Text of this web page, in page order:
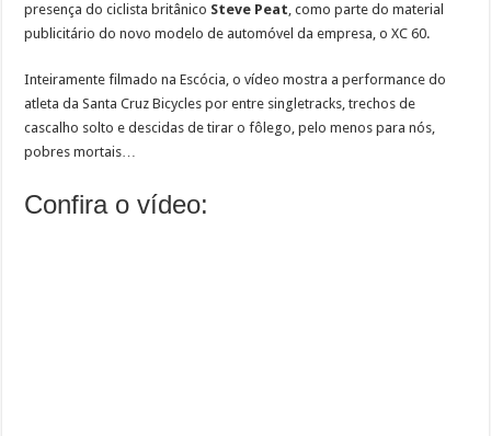
presença do ciclista britânico Steve Peat, como parte do material
publicitário do novo modelo de automóvel da empresa, o XC 60.
Inteiramente filmado na Escócia, o vídeo mostra a performance do
atleta da Santa Cruz Bicycles por entre singletracks, trechos de
cascalho solto e descidas de tirar o fôlego, pelo menos para nós,
pobres mortais…
Confira o vídeo: